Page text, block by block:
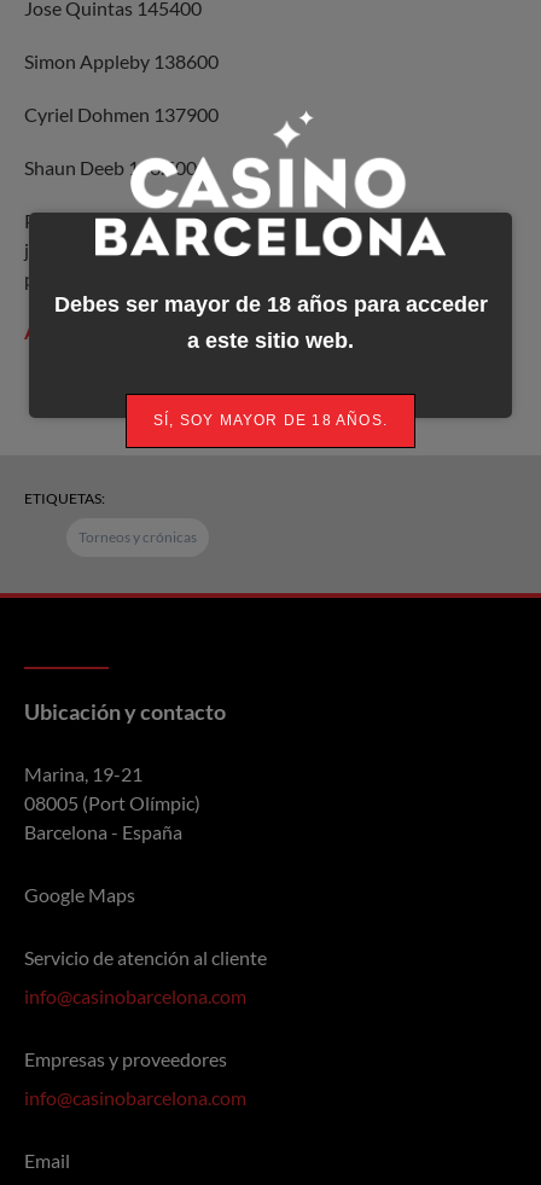
Jose Quintas 145400
Simon Appleby 138600
Cyriel Dohmen 137900
Shaun Deeb 136.500
Para mañana se espera un field masivo con más de 1.000
jugadores y el 8 handed de 25k con algún que otro
participante sorpresa!
Álbum fotográfico Día 1A EPT
ETIQUETAS:
Torneos y crónicas
Ubicación y contacto
Marina, 19-21
08005 (Port Olímpic)
Barcelona - España
Google Maps
Servicio de atención al cliente
info@casinobarcelona.com
Empresas y proveedores
info@casinobarcelona.com
Email
Debes ser mayor de 18 años para acceder
a este sitio web.
SÍ, SOY MAYOR DE 18 AÑOS.